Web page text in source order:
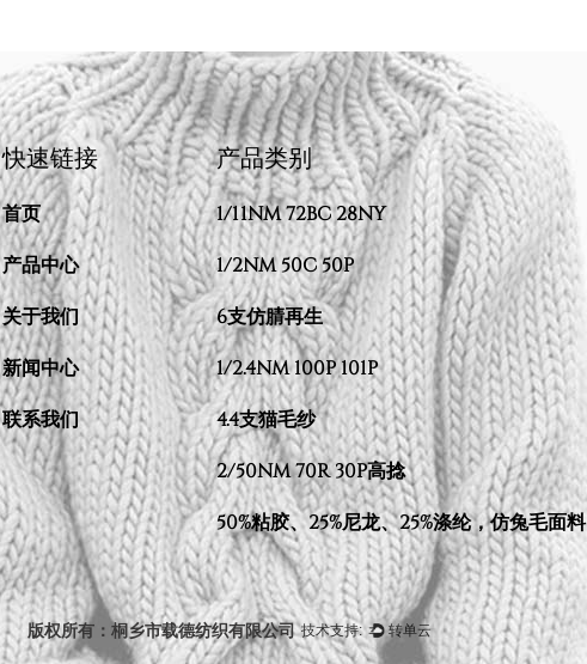
快速链接
首页
产品中心
关于我们
新闻中心
联系我们
产品类别
1/11NM 72BC 28NY
1/2NM 50C 50P
6支仿腈再生
1/2.4NM 100P 101P
4.4支猫毛纱
2/50NM 70R 30P高捻
50%粘胶、25%尼龙、25%涤纶，仿兔毛面料
版权所有：桐乡市载德纺织有限公司